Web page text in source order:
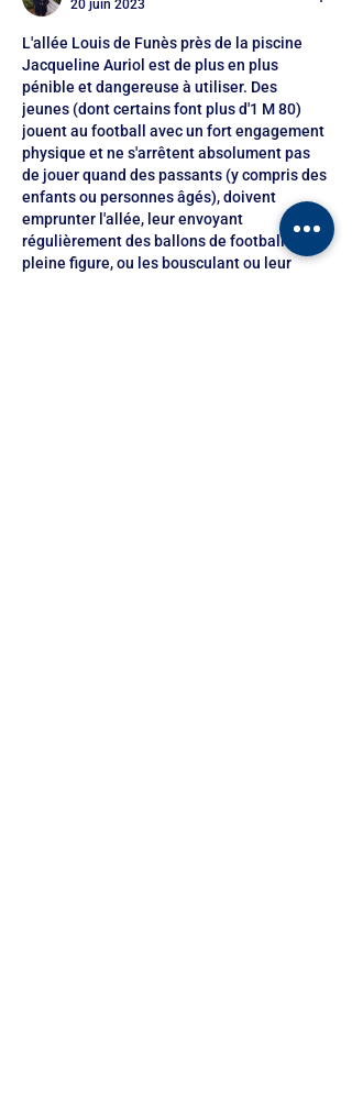
20 juin 2023
L'allée Louis de Funès près de la piscine
Jacqueline Auriol est de plus en plus
pénible et dangereuse à utiliser. Des
jeunes (dont certains font plus d'1 M 80)
jouent au football avec un fort engagement
physique et ne s'arrêtent absolument pas
de jouer quand des passants (y compris des
enfants ou personnes âgés), doivent
emprunter l'allée, leur envoyant
régulièrement des ballons de football en
pleine figure, ou les bousculant ou leur